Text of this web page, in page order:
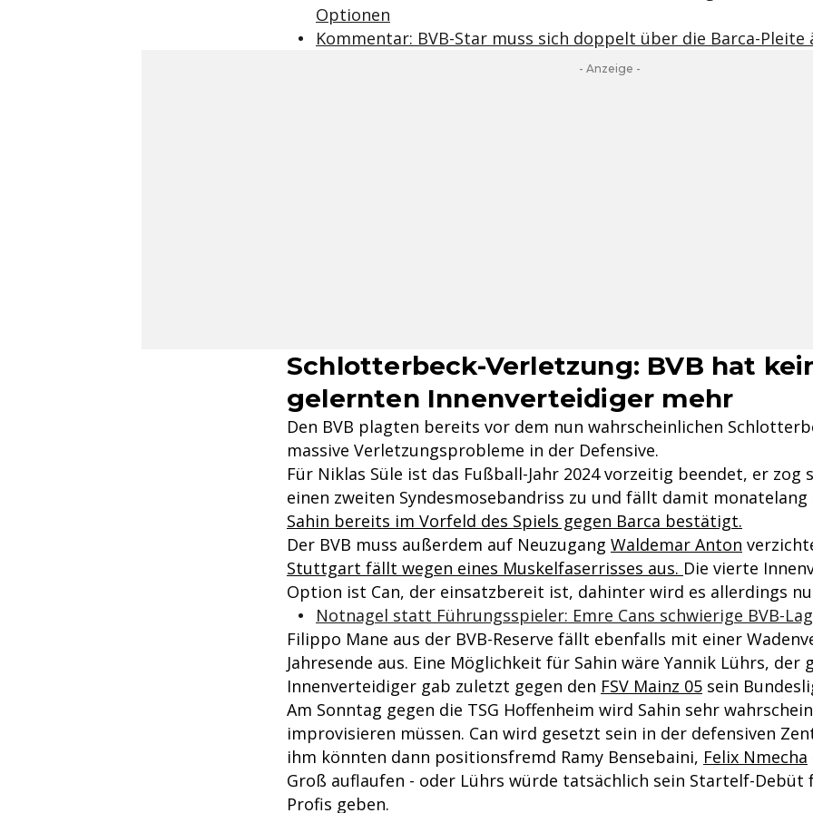
Optionen
Kommentar: BVB-Star muss sich doppelt über die Barca-Pleite
- Anzeige -
Schlotterbeck-Verletzung: BVB hat
gelernten Innenverteidiger mehr
Den BVB plagten bereits vor dem nun wahrscheinlichen
massive Verletzungsprobleme in der Defensive.
Für Niklas Süle ist das Fußball-Jahr 2024 vorzeitig beendet, er zog
einen zweiten Syndesmosebandriss zu und fällt damit monatelang
Sahin bereits im Vorfeld des Spiels gegen Barca bestätigt.
Der BVB muss außerdem auf Neuzugang Waldemar Anton
Stuttgart fällt wegen eines Muskelfaserrisses aus. Die vierte
Option ist Can, der einsatzbereit ist, dahinter wird es allerdings
Notnagel statt Führungsspieler: Emre Cans schwierige BVB-
Filippo Mane aus der BVB-Reserve fällt ebenfalls mit einer
Jahresende aus. Eine Möglichkeit für Sahin wäre Yannik Lührs, der
Innenverteidiger gab zuletzt gegen den FSV Mainz 05 sein
Am Sonntag gegen die TSG Hoffenheim wird Sahin sehr
improvisieren müssen. Can wird gesetzt sein in der defensiven
ihm könnten dann positionsfremd Ramy Bensebaini, Felix Nmecha
Groß auflaufen - oder Lührs würde tatsächlich sein Startelf-Debüt
Profis geben.